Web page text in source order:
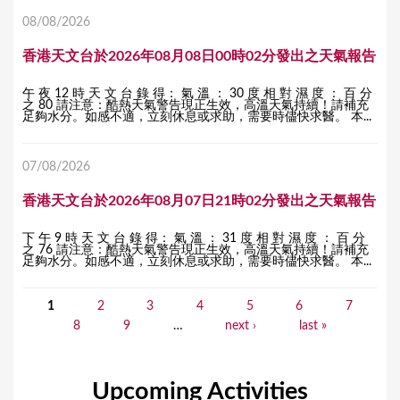
08/08/2026
香港天文台於2026年08月08日00時02分發出之天氣報告
午 夜 12 時 天 文 台 錄 得： 氣 溫 ： 30 度 相 對 濕 度 ： 百 分
之 80 請注意：酷熱天氣警告現正生效，高溫天氣持續！請補充
足夠水分。如感不適，立刻休息或求助，需要時儘快求醫。 本...
07/08/2026
香港天文台於2026年08月07日21時02分發出之天氣報告
下 午 9 時 天 文 台 錄 得： 氣 溫 ： 31 度 相 對 濕 度 ： 百 分
之 76 請注意：酷熱天氣警告現正生效，高溫天氣持續！請補充
足夠水分。如感不適，立刻休息或求助，需要時儘快求醫。 本...
1 2 3 4 5 6
7
8
9 … next › last »
Upcoming Activities